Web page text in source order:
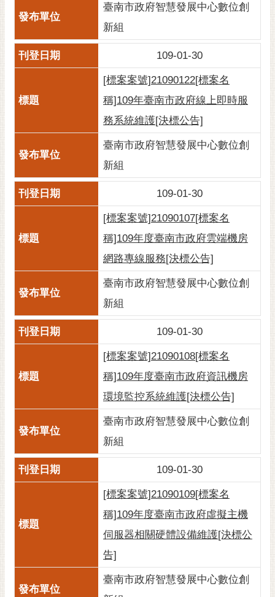
臺南市政府智慧發展中心數位創
新組
109-01-30
[標案案號]21090122[標案名
稱]109年臺南市政府線上即時服
務系統維護[決標公告]
臺南市政府智慧發展中心數位創
新組
109-01-30
[標案案號]21090107[標案名
稱]109年度臺南市政府雲端機房
網路專線服務[決標公告]
臺南市政府智慧發展中心數位創
新組
109-01-30
[標案案號]21090108[標案名
稱]109年度臺南市政府資訊機房
環境監控系統維護[決標公告]
臺南市政府智慧發展中心數位創
新組
109-01-30
[標案案號]21090109[標案名
稱]109年度臺南市政府虛擬主機
伺服器相關硬體設備維護[決標公
告]
臺南市政府智慧發展中心數位創